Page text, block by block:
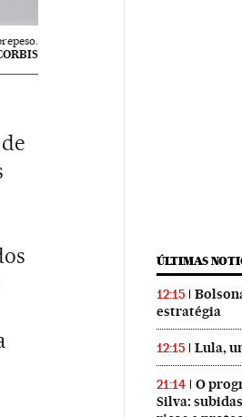
ÚLTIMAS
12:15
estratégia
12:15 Lula,
21:14
O
Silva: